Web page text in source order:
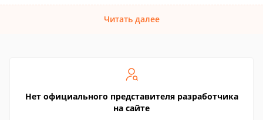
Читать далее
Нет официального представителя разработчика
на сайте